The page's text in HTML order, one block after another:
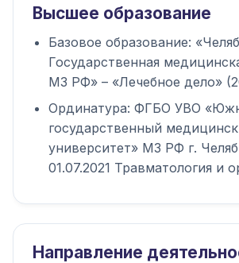
Высшее образование
Базовое образование:
Государственная
МЗ РФ» – «Лечебное дело»
Ординатура: ФГБО УВО
государственный
университет» МЗ РФ г.
01.07.2021 Травматология и
Направление